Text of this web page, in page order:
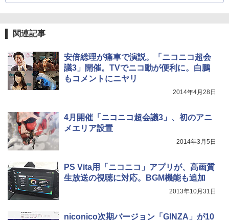
関連記事
安倍総理が痛車で演説。「ニコニコ超会
議3」開催。TVでニコ動が便利に。白鵬
もコメントにニヤリ
2014年4月28日
4月開催「ニコニコ超会議3」、初のアニ
メエリア設置
2014年3月5日
PS Vita用「ニコニコ」アプリが、高画質
生放送の視聴に対応。BGM機能も追加
2013年10月31日
niconico次期バージョン「GINZA」が10